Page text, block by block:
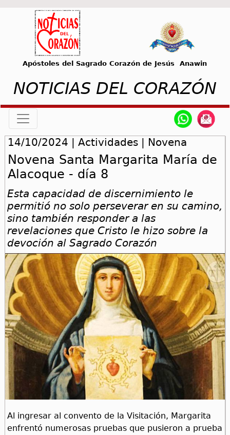
Apóstoles del Sagrado Corazón de Jesús Anawin
NOTICIAS DEL CORAZÓN
14/10/2024 | Actividades | Novena
Novena Santa Margarita María de
Alacoque - día 8
Esta capacidad de discernimiento le
permitió no solo perseverar en su camino,
sino también responder a las
revelaciones que Cristo le hizo sobre la
devoción al Sagrado Corazón
Al ingresar al convento de la Visitación, Margarita
enfrentó numerosas pruebas que pusieron a prueba